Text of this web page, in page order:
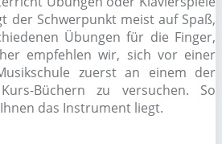
der Schwerpunkt meist auf Spaß,
Übungen für die Finger,
empfehlen wir, sich vor einer
zuerst an einem der
Büchern zu versuchen. So
das Instrument liegt.